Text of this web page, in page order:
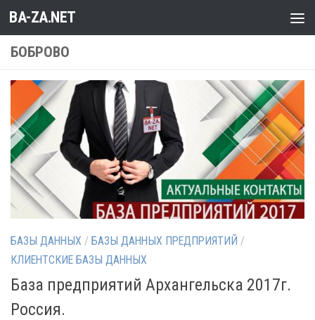
Перейти к содержимому
BA-ZA.NET
БОБРОВО
БАЗЫ ДАННЫХ / БАЗЫ ДАННЫХ ПРЕДПРИЯТИЙ /
КЛИЕНТСКИЕ БАЗЫ ДАННЫХ
База предприятий Архангельска 2017г.
Россия.